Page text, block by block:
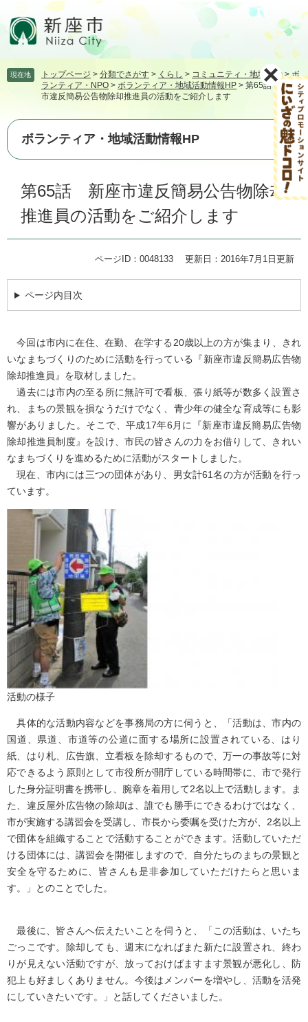
頭飛
て
文
現在地 トップページ > 分類でさがす > くらし > コミュニティ・地域活動 >ボ
ランティア・NPO > ボランティア・地域活動情報HP > 第65話 新座
市違反簡易公告物除却推進員の活動をご紹介します
ボランティア・地域活動情報HP
第65話 新座市違反簡易公告物除却
推進員の活動をご紹介します
ページID：0048133 更新日：2016年7月1日更新
ページ内目次
今回は市内に在住、在勤、在学する20歳以上の方が集まり、きれ
いなまちづくりのために活動を行っている『新座市違反簡易広告物
除却推進員』を取材しました。
過去には市内の至る所に無許可で看板、張り紙等が数多く設置さ
れ、まちの景観を損なうだけでなく、青少年の健全な育成等にも影
響がありました。そこで、平成17年6月に『新座市違反簡易広告物
除却推進員制度』を設け、市民の皆さんの力をお借りして、きれい
なまちづくりを進めるために活動がスタートしました。
現在、市内には三つの団体があり、男女計61名の方が活動を行っ
ています。
活動の様子
具体的な活動内容などを事務局の方に伺うと、「活動は、市内の
国道、県道、市道等の公道に面する場所に設置されている、はり
紙、はり札、広告旗、立看板を除却するもので、万一の事故等に対
応できるよう原則として市役所が開庁している時間帯に、市で発行
した身分証明書を携帯し、腕章を着用して2名以上で活動します。ま
た、違反屋外広告物の除却は、誰でも勝手にできるわけではなく、
市が実施する講習会を受講し、市長から委嘱を受けた方が、2名以上
で団体を組織することで活動することができます。活動していただ
ける団体には、講習会を開催しますので、自分たちのまちの景観と
安全を守るために、皆さんも是非参加していただけたらと思いま
す。」とのことでした。
最後に、皆さんへ伝えたいことを伺うと、「この活動は、いたち
ごっこです。除却しても、週末になればまた新たに設置され、終わ
りが見えない活動ですが、放っておけばますます景観が悪化し、防
犯上も好ましくありません。今後はメンバーを増やし、活動を活発
にしていきたいです。」と話してくださいました。